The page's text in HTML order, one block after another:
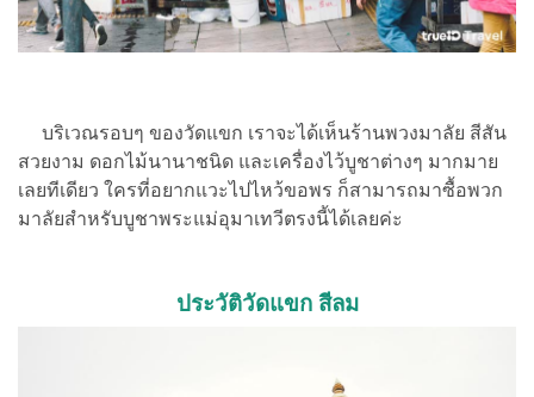
บริเวณรอบๆ ของวัดแขก เราจะได้เห็นร้านพวงมาลัย สีสัน
สวยงาม ดอกไม้นานาชนิด และเครื่องไว้บูชาต่างๆ มากมาย
เลยทีเดียว ใครที่อยากแวะไปไหว้ขอพร ก็สามารถมาซื้อพวก
มาลัยสำหรับบูชาพระแม่อุมาเทวีตรงนี้ได้เลยค่ะ
ประวัติวัดแขก สีลม